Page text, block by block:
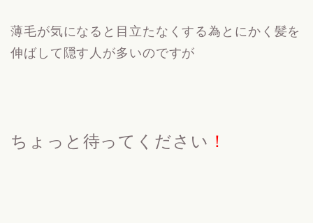
薄毛が気になると目立たなくする為とにかく髪を
伸ばして隠す人が多いのですが
ちょっと待ってください ！